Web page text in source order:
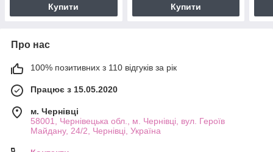
Купити Купити
Про нас
100% позитивних з 110 відгуків за рік
Працює з 15.05.2020
м. Чернівці
58001, Чернівецька обл., м. Чернівці, вул. Героїв
Майдану, 24/2, Чернівці, Україна